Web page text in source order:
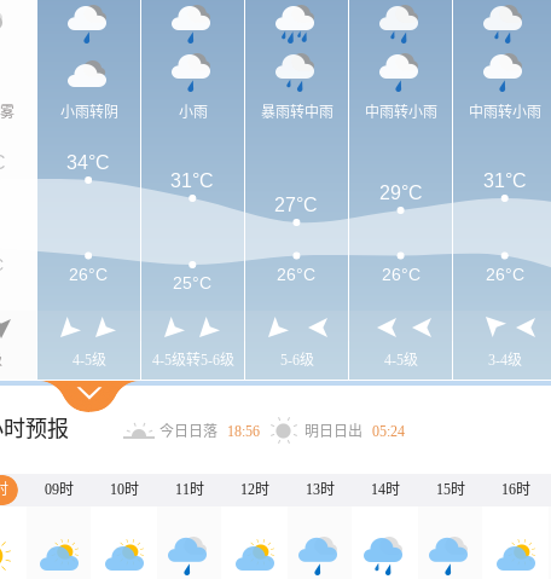
小雨转阴
4-5级
小雨
4-5级转5-6级
暴雨转中雨
5-6级
中雨转小雨
4-5级
中雨转小雨
3-4级
34°C
31°C
27°C
29°C
31°C
26°C 25°C 26°C 26°C
26°C
预报 今日日落 18:56 明日日出 05:24
09时 10时 11时 12时 13时 14时 15时 16时